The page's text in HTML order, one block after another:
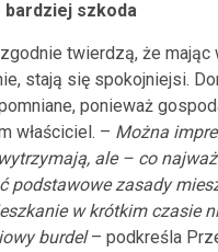
bardziej szkoda
twierdzą, że mając
stają się spokojniejsi.
ponieważ
właściciel. – Można
ale – co
podstawowe zasady
w krótkim czasie
burdel– podkreśla